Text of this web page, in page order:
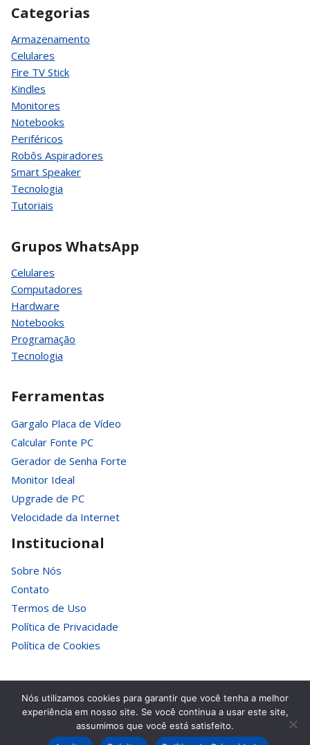
Categorias
Armazenamento
Celulares
Fire TV Stick
Kindles
Monitores
Notebooks
Periféricos
Robôs Aspiradores
Smart Speaker
Tecnologia
Tutoriais
Grupos WhatsApp
Celulares
Computadores
Hardware
Notebooks
Programação
Tecnologia
Ferramentas
Gargalo Placa de Vídeo
Calcular Fonte PC
Gerador de Senha Forte
Monitor Ideal
Upgrade de PC
Velocidade da Internet
Institucional
Sobre Nós
Contato
Termos de Uso
Política de Privacidade
Política de Cookies
© 2026 HardTecno. Todos os Direitos Reservados.
Nós utilizamos cookies para garantir que você tenha a melhor
experiência em nosso site. Se você continua a usar este site,
assumimos que você está satisfeito.